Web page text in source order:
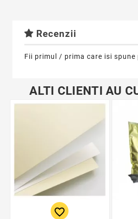
Recenzii
Fii primul / prima care isi spune
ALTI CLIENTI AU
favorite_border